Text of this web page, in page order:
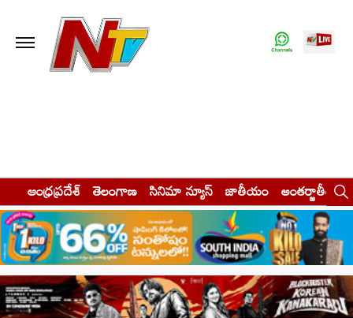
ఆంధ్రప్రదేశ్ తెలంగాణ సినిమా న్యూస్ జాతీయం అంతర్జాతీయం